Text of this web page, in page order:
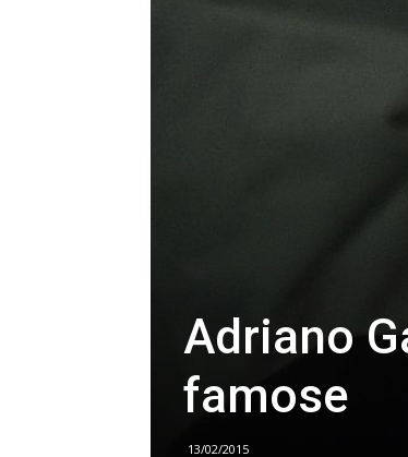
Adriano
famose
13/02/2015